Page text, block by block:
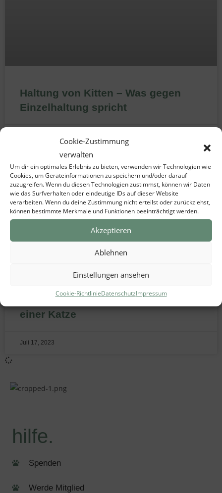
Cookie-Zustimmung
verwalten
Um dir ein optimales Erlebnis zu bieten, verwenden wir Technologien wie
Cookies, um Geräteinformationen zu speichern und/oder darauf
zuzugreifen. Wenn du diesen Technologien zustimmst, können wir Daten
wie das Surfverhalten oder eindeutige IDs auf dieser Website
verarbeiten. Wenn du deine Zustimmung nicht erteilst oder zurückziehst,
können bestimmte Merkmale und Funktionen beeinträchtigt werden.
Akzeptieren
Ablehnen
Einstellungen ansehen
Cookie-RichtlinieDatenschutzImpressum
Haltung von Kitten – Was gegen
Einzelhaltung spricht
KATZEN
6 gute Gründe für die Kastration
einer Katze
Juli 17, 2023
hilfe.
Spenden
Werde Mitglied